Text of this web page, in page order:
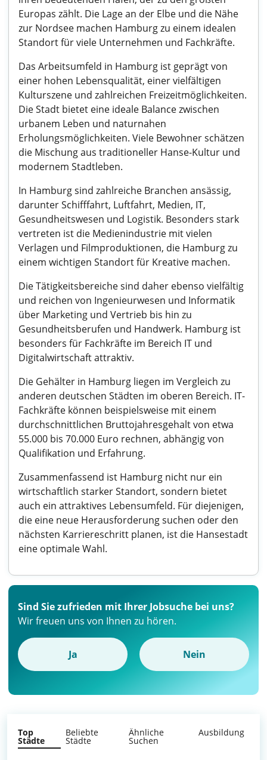
Europas zählt. Die Lage an der Elbe und die Nähe
zur Nordsee machen Hamburg zu einem idealen
Standort für viele Unternehmen und Fachkräfte.
Das Arbeitsumfeld in Hamburg ist geprägt von
einer hohen Lebensqualität, einer vielfältigen
Kulturszene und zahlreichen Freizeitmöglichkeiten.
Die Stadt bietet eine ideale Balance zwischen
urbanem Leben und naturnahen
Erholungsmöglichkeiten. Viele Bewohner schätzen
die Mischung aus traditioneller Hanse-Kultur und
modernem Stadtleben.
In Hamburg sind zahlreiche Branchen ansässig,
darunter Schifffahrt, Luftfahrt, Medien, IT,
Gesundheitswesen und Logistik. Besonders stark
vertreten ist die Medienindustrie mit vielen
Verlagen und Filmproduktionen, die Hamburg zu
einem wichtigen Standort für Kreative machen.
Die Tätigkeitsbereiche sind daher ebenso vielfältig
und reichen von Ingenieurwesen und Informatik
über Marketing und Vertrieb bis hin zu
Gesundheitsberufen und Handwerk. Hamburg ist
besonders für Fachkräfte im Bereich IT und
Digitalwirtschaft attraktiv.
Die Gehälter in Hamburg liegen im Vergleich zu
anderen deutschen Städten im oberen Bereich. IT-
Fachkräfte können beispielsweise mit einem
durchschnittlichen Bruttojahresgehalt von etwa
55.000 bis 70.000 Euro rechnen, abhängig von
Qualifikation und Erfahrung.
Zusammenfassend ist Hamburg nicht nur ein
wirtschaftlich starker Standort, sondern bietet
auch ein attraktives Lebensumfeld. Für diejenigen,
die eine neue Herausforderung suchen oder den
nächsten Karriereschritt planen, ist die Hansestadt
eine optimale Wahl.
Sind Sie zufrieden mit Ihrer Jobsuche bei uns?
Wir freuen uns von Ihnen zu hören.
Ja Nein
Top
Städte
Beliebte
Städte
Ähnliche
Suchen
Ausbildung